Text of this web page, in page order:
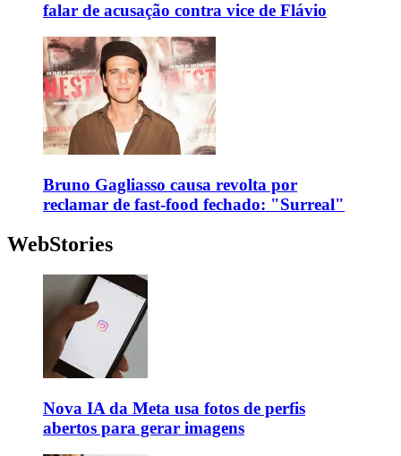
falar de acusação contra vice de Flávio
Bruno Gagliasso causa revolta por
reclamar de fast-food fechado: "Surreal"
WebStories
Nova IA da Meta usa fotos de perfis
abertos para gerar imagens